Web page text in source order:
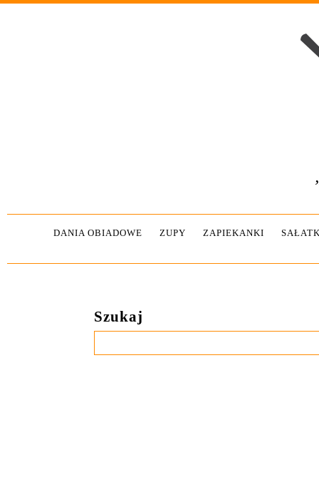
DANIA OBIADOWE ZUPY ZAPIEKANKI
Szukaj